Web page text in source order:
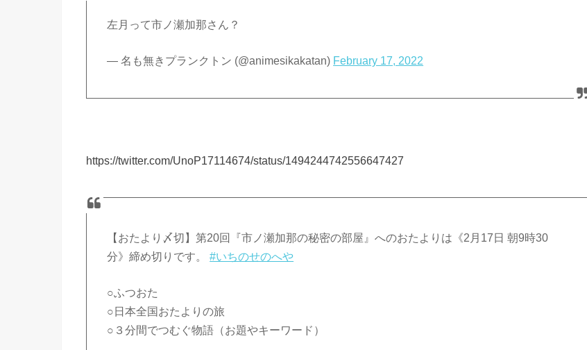
左月って市ノ瀬加那さん？
— 名も無きプランクトン (@animesikakatan) February 17, 2022
https://twitter.com/UnoP17114674/status/1494244742556647427
【おたより〆切】第20回『市ノ瀬加那の秘密の部屋』へのおたよりは《2月17日 朝9時30
分》締め切りです。#いちのせのへや
○ふつおた
○日本全国おたよりの旅
○３分間でつむぐ物語（お題やキーワード）